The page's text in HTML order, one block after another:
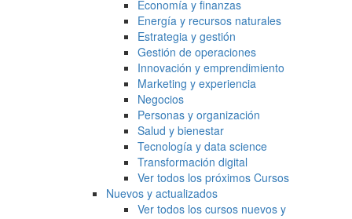
Economía y finanzas
Energía y recursos naturales
Estrategia y gestión
Gestión de operaciones
Innovación y emprendimiento
Marketing y experiencia
Negocios
Personas y organización
Salud y bienestar
Tecnología y data science
Transformación digital
Ver todos los próximos Cursos
Nuevos y actualizados
Ver todos los cursos nuevos y